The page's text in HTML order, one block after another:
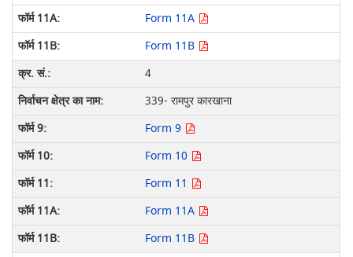
Form 11A
Form 11B
4
339- रामपुर कारखाना
Form 9
Form 10
Form 11
Form 11A
Form 11B